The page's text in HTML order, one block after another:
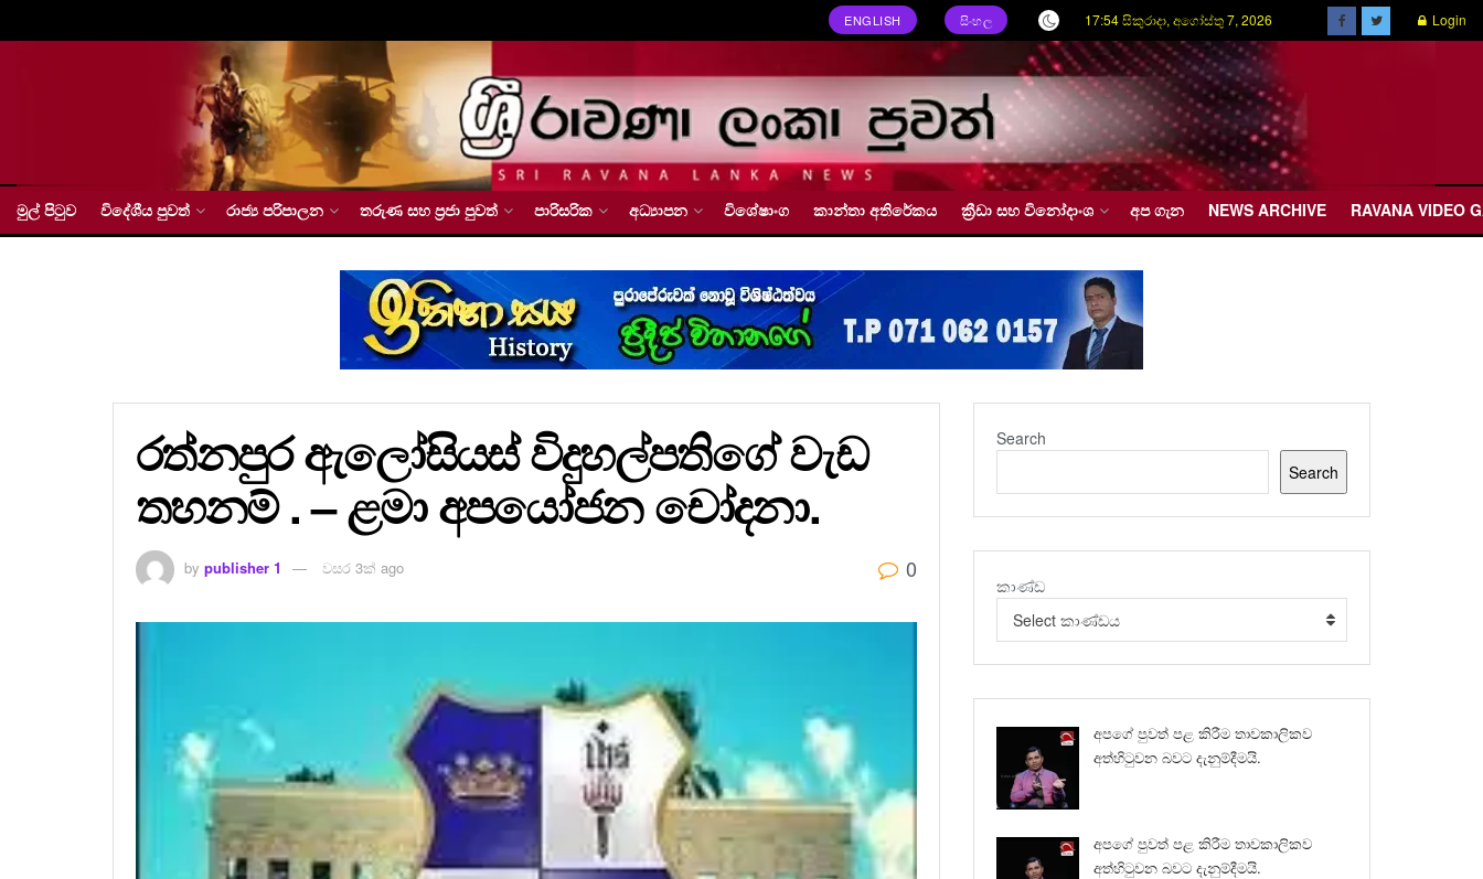
ENGLISH සිංහල 17:54 සිකුරාදා, අගෝස්තු 7, 2026 Login
මුල් පිටුව විදේශීය පුවත් රාජ්‍ය පරිපාලන තරුණ සහ ප්‍රජා පුවත් පාරිසරික අධ්‍යාපන විශේෂාංග කාන්තා අතිරේකය ක්‍රීඩා සහ විනෝදාංශ අප ගැන NEWS ARCHIVE RAVANA VIDEO
රත්නපුර ඇලෝසියස් විදුහල්පතිගේ වැඩ
තහනම් . – ළමා අපයෝජන චෝදනා.
by publisher 1 වසර 3ක් ago 0
Search
Search
කාණ්ඩ
Select කාණ්ඩය
අපගේ පුවත් පළ කිරීම තාවකාලිකව
අත්හිටුවන බවට දැනුම්දීමයි.
අපගේ පුවත් පළ කිරීම තාවකාලිකව
අත්හිටුවන බවට දැනුම්දීමයි.